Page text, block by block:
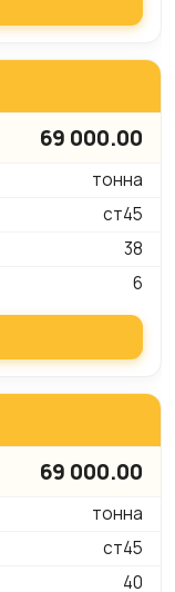
69 000.00
тонна
ст45
38
6
69 000.00
тонна
ст45
40